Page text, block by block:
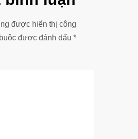
được hiển thị công
được đánh dấu *